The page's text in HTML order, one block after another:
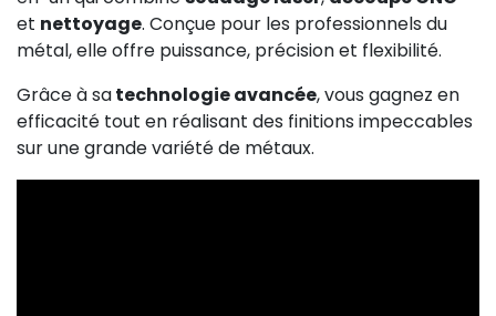
et nettoyage. Conçue pour les professionnels du
métal, elle offre puissance, précision et flexibilité.
Grâce à satechnologie avancée, vous gagnez en
efficacité tout en réalisant des finitions impeccables
sur une grande variété de métaux.